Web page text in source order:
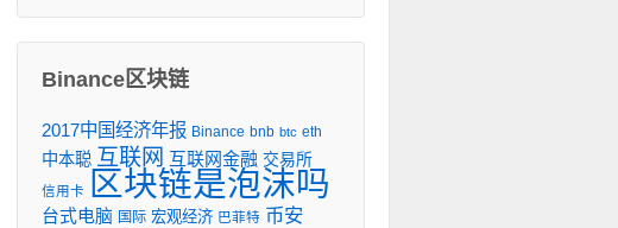
Binance区块链
2017中国经济年报 Binance bnb btc eth
中本聪 互联网 互联网金融 交易所
信用卡 区块链是泡沫吗
台式电脑 国际 宏观经济 巴菲特 币安